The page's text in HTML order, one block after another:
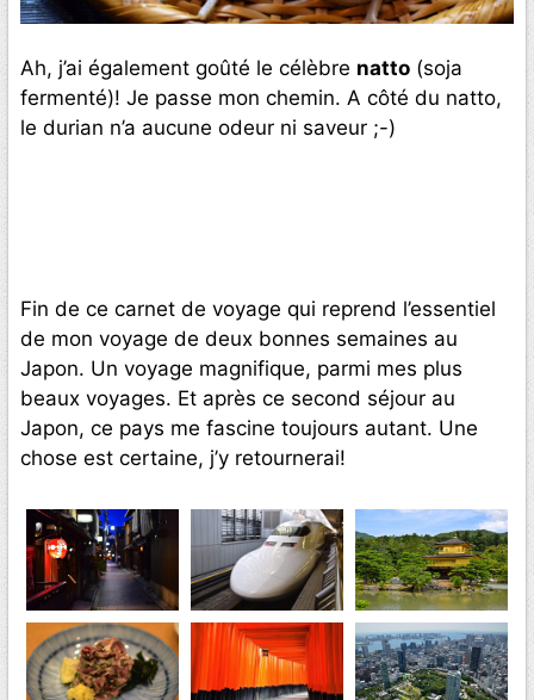
Ah, j’ai également goûté le célèbre natto (soja
fermenté)! Je passe mon chemin. A côté du natto,
le durian n’a aucune odeur ni saveur ;-)
Fin de ce carnet de voyage qui reprend l’essentiel
de mon voyage de deux bonnes semaines au
Japon. Un voyage magnifique, parmi mes plus
beaux voyages. Et après ce second séjour au
Japon, ce pays me fascine toujours autant. Une
chose est certaine, j’y retournerai!